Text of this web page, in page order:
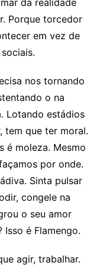
Porque torcedor
em vez de
nos tornando
o na
Lotando estádios
tem que ter moral.
é moleza. Mesmo
por onde.
Sinta pulsar
congele na
o seu amor
Isso é Flamengo.
agir, trabalhar.